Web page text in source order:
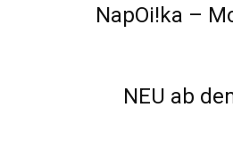
NapOi!ka –
NEU ab